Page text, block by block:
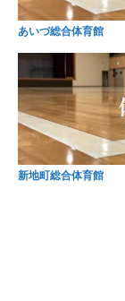
あいづ総合体育館
新地町総合体育館